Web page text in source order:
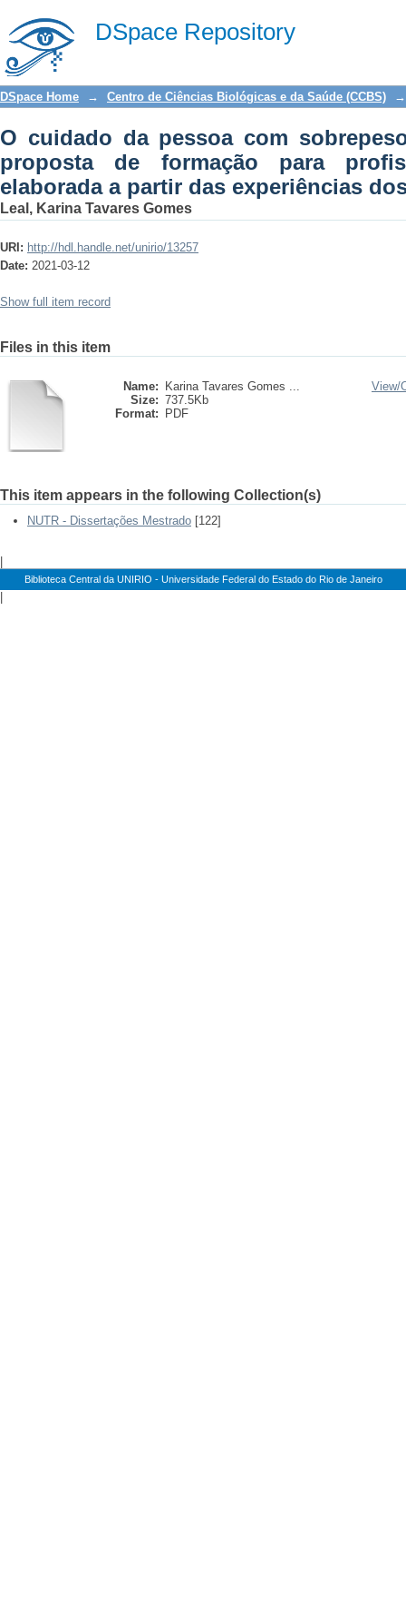
DSpace Repository
O cuidado da pessoa com
para profissionais da saúde
SUS
DSpace Home → Centro de Ciências Biológicas e da Saúde (CCBS) →
O cuidado da pessoa com
proposta de formação para
elaborada a partir das experiências
Leal, Karina Tavares Gomes
URI: http://hdl.handle.net/unirio/13257
Date: 2021-03-12
Show full item record
Files in this item
Name:
Karina Tavares Gomes ...
Size: 737.5Kb
Format:
PDF
View/
This item appears in the following Collection(s)
NUTR - Dissertações Mestrado [122]
Biblioteca Central da UNIRIO - Universidade Federal do Estado do Rio de Janeiro